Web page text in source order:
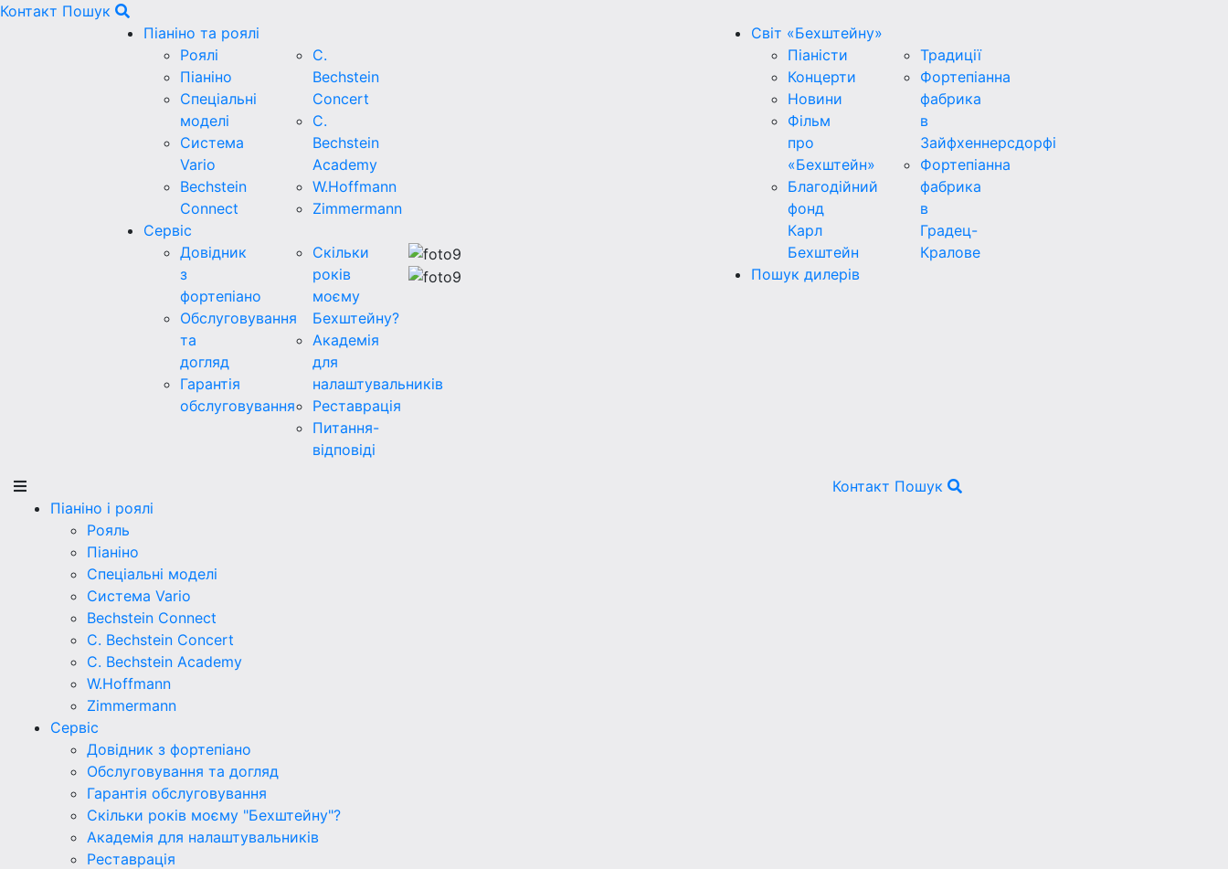
Контакт Пошук
Піаніно та роялі
Роялі
Піаніно
Спеціальні
моделі
Система
Vario
Bechstein
Connect
C.
Bechstein
Concert
C.
Bechstein
Academy
W.Hoffmann
Zimmermann
Сервіс
Довідник
з
фортепіано
Обслуговування
та
догляд
Гарантія
обслуговування
Скільки
років
моєму
Бехштейну?
Академія
для
налаштувальників
Реставрація
Питання-
відповіді
Світ «Бехштейну»
Піаністи
Концерти
Новини
Фільм
про
«Бехштейн»
Благодійний
фонд
Карл
Бехштейн
Традиції
Фортепіанна
фабрика
в
Зайфхеннерсдорфi
Фортепіанна
фабрика
в
Градец-
Кралове
Пошук дилерів
Піаніно і роялі
Рояль
Піаніно
Спеціальні моделі
Система Vario
Bechstein Connect
C. Bechstein Concert
C. Bechstein Academy
W.Hoffmann
Zimmermann
Сервіс
Довідник з фортепіано
Обслуговування та догляд
Гарантія обслуговування
Скільки років моєму "Бехштейну"?
Академія для налаштувальників
Реставрація
Контакт Пошук